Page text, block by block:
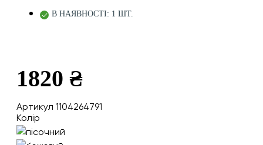
В НАЯВНОСТІ: 1 ШТ.
1820 ₴
Артикул 1104264791
Колір